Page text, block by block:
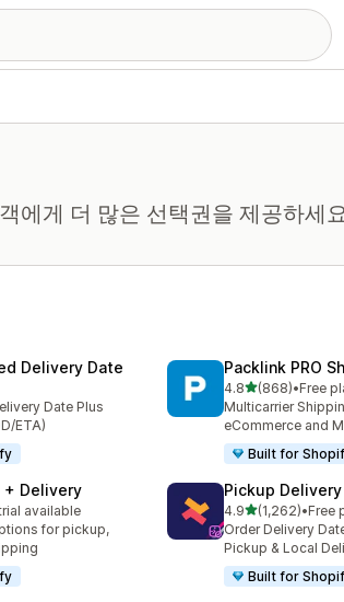
에게 더 많은 선택권을 제공하세
Delivery Date
Date Plus
ETA)
Packlink PRO
4.8별 5개 중
(868)
총 리뷰 868개
•Free
Multicarrier
eCommerce and
Built for
+ Delivery
available
for pickup,
Pickup
4.9별 5개 중
(1,262)
총 리뷰 1262개
•Free
Order Delivery
Pickup & Local
Built for